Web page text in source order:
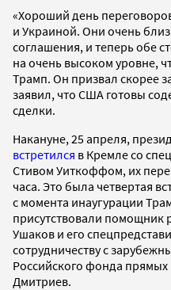
«Хороший день
и Украиной. Они очень
соглашения, и теперь обе
на очень высоком уровне,
Трамп. Он призвал скорее
заявил, что США готовы
сделки.
Накануне, 25 апреля,
встретился в Кремле со
Стивом Уиткоффом, их
часа. Это была четвертая
с момента инаугурации
присутствовали помощник
Ушаков и его
сотрудничеству с
Российского фонда
Дмитриев.